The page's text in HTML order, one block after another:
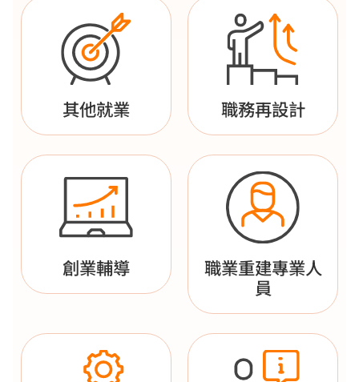
其他就業 職務再設計
創業輔導
職業重建專業人
員